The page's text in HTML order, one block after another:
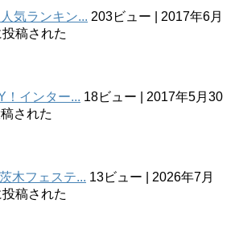
気ランキン... 203ビュー
2017年6月
稿された
！インター... 18ビュー
2017年5月30
された
木フェステ... 13ビュー
2026年7月
稿された